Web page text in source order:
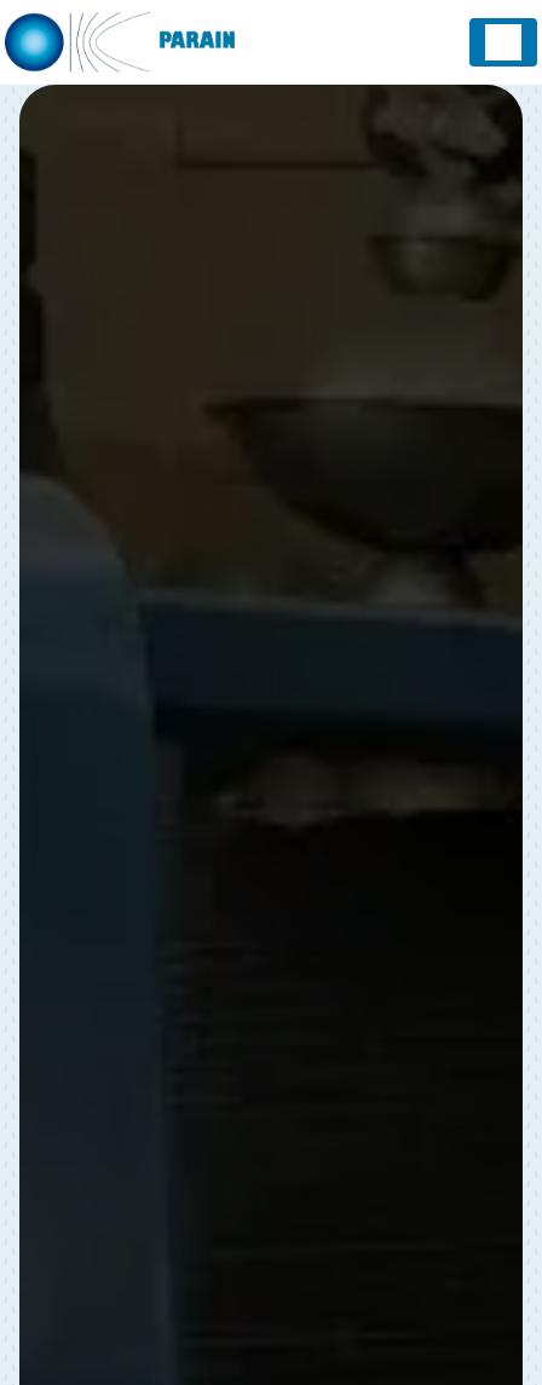
Panneau de gestion des cookies